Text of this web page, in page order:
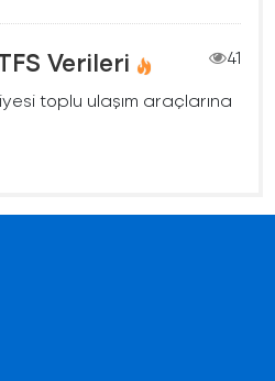
Verileri
41
toplu ulaşım araçlarına